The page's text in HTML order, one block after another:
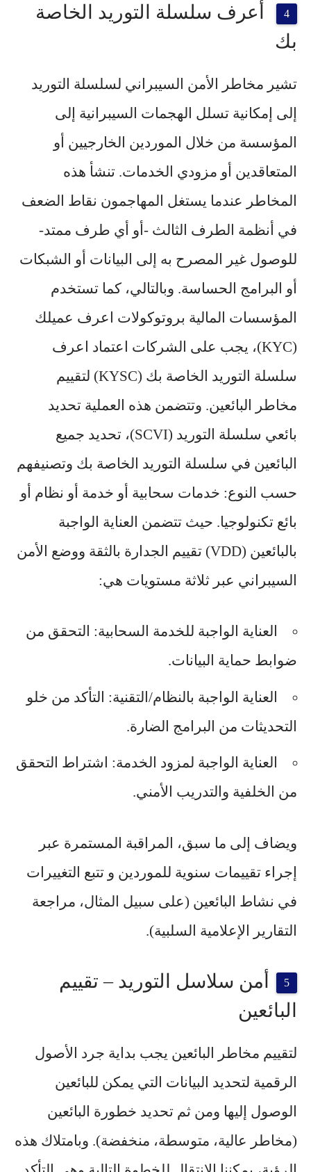
أعرف سلسلة التوريد الخاصة
بك
تشير مخاطر الأمن السيبراني لسلسلة التوريد
إلى إمكانية تسلل الهجمات السيبرانية إلى
المؤسسة من خلال الموردين الخارجيين أو
المتعاقدين أو مزودي الخدمات. تنشأ هذه
المخاطر عندما يستغل المهاجمون نقاط الضعف
في أنظمة الطرف الثالث -أو أي طرف ممتد-
للوصول غير المصرح به إلى البيانات أو الشبكات
أو البرامج الحساسة. وبالتالي، كما تستخدم
المؤسسات المالية بروتوكولات اعرف عميلك
(KYC)، يجب على الشركات اعتماد اعرف
سلسلة التوريد الخاصة بك (KYSC) لتقييم
مخاطر البائعين. وتتضمن هذه العملية تحديد
بائعي سلسلة التوريد (SCVI)، تحديد جميع
البائعين في سلسلة التوريد الخاصة بك وتصنيفهم
حسب النوع: خدمات سحابية أو خدمة أو نظام أو
بائع تكنولوجيا. حيث تتضمن العناية الواجبة
بالبائعين (VDD) تقييم الجدارة بالثقة ووضع الأمن
السيبراني عبر ثلاثة مستويات هي:
العناية الواجبة للخدمة السحابية: التحقق من
ضوابط حماية البيانات.
العناية الواجبة بالنظام/التقنية: التأكد من خلو
التحديثات من البرامج الضارة.
العناية الواجبة لمزود الخدمة: اشتراط التحقق
من الخلفية والتدريب الأمني.
ويضاف إلى ما سبق، المراقبة المستمرة عبر
إجراء تقييمات سنوية للموردين و تتبع التغييرات
في نشاط البائعين (على سبيل المثال، مراجعة
التقارير الإعلامية السلبية).
أمن سلاسل التوريد – تقييم
البائعين
لتقييم مخاطر البائعين يجب بداية جرد الأصول
الرقمية لتحديد البيانات التي يمكن للبائعين
الوصول إليها ومن ثم تحديد خطورة البائعين
(مخاطر عالية، متوسطة، منخفضة). وبامتلاك هذه